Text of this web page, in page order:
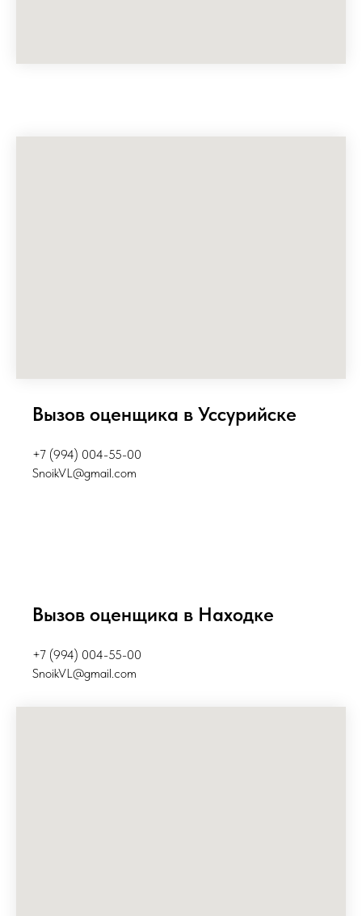
Вызов оценщика в Уссурийске
+7 (994) 004-55-00
SnoikVL@gmail.com
Вызов оценщика в Находке
+7 (994) 004-55-00
SnoikVL@gmail.com